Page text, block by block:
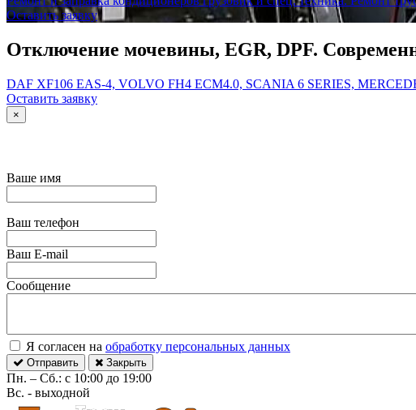
Оставить заявку
Отключение мочевины, EGR, DPF.
DAF XF106 EAS-4, VOLVO FH4 ECM4.0, SCANIA 6 SERIES,
Оставить заявку
×
Ваше имя
Ваш телефон
Ваш E-mail
Сообщение
Я согласен на обработку персональных данных
Отправить Закрыть
Пн. – Сб.: с 10:00 до 19:00
Вс. - выходной